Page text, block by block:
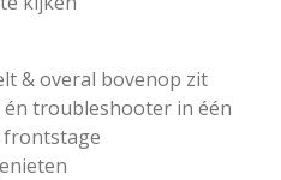
& overal bovenop zit
én troubleshooter in één
frontstage